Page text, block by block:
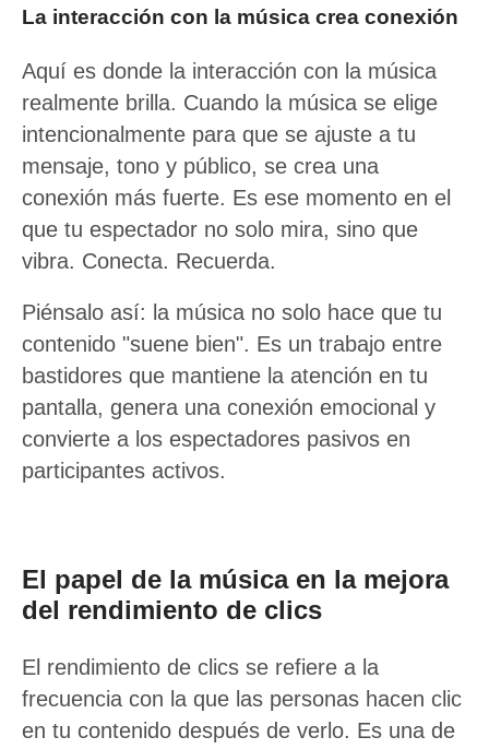
La interacción con la música crea conexión
Aquí es donde la interacción con la música
realmente brilla. Cuando la música se elige
intencionalmente para que se ajuste a tu
mensaje, tono y público, se crea una
conexión más fuerte. Es ese momento en el
que tu espectador no solo mira, sino que
vibra. Conecta. Recuerda.
Piénsalo así: la música no solo hace que tu
contenido "suene bien". Es un trabajo entre
bastidores que mantiene la atención en tu
pantalla, genera una conexión emocional y
convierte a los espectadores pasivos en
participantes activos.
El papel de la música en la mejora
del rendimiento de clics
El rendimiento de clics se refiere a la
frecuencia con la que las personas hacen clic
en tu contenido después de verlo. Es una de